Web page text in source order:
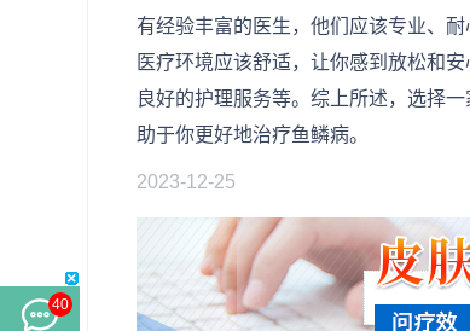
有经验丰富的医生，他们应该专业、
医疗环境应该舒适，让你感到放松和
良好的护理服务等。综上所述，选择
助于你更好地治疗鱼鳞病。
2023-12-25
40